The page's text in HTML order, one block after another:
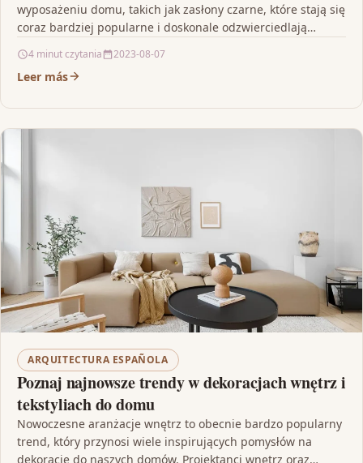
wyposażeniu domu, takich jak zasłony czarne, które stają się
coraz bardziej popularne i doskonale odzwierciedlają…
4 minut czytania 2023-08-07
Leer más
ARQUITECTURA ESPAÑOLA
Poznaj najnowsze trendy w dekoracjach wnętrz i
tekstyliach do domu
Nowoczesne aranżacje wnętrz to obecnie bardzo popularny
trend, który przynosi wiele inspirujących pomysłów na
dekoracje do naszych domów. Projektanci wnętrz oraz